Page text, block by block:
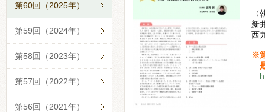
〈
新
西
※
第60回（2025年）
第59回（2024年）
第58回（2023年）
第57回（2022年）
第56回（2021年）